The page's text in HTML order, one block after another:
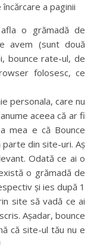
a paginii
o grămadă de
avem (sunt două
bounce rate-ul, de
folosesc, ce
personala, care nu
aceea că ar fi
mea e că Bounce
din site-uri. Aș
Odată ce ai o
o grămadă de
și ies după 1
site să vadă ce ai
Așadar, bounce
că site-ul tău nu e